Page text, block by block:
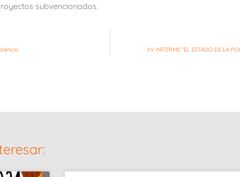
subvencionados.
XV INFORME “EL ESTADO DE LA